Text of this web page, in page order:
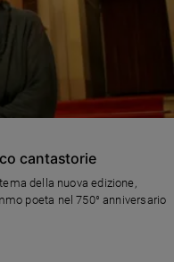
cantastorie
della nuova edizione,
poeta nel 750° anniversario